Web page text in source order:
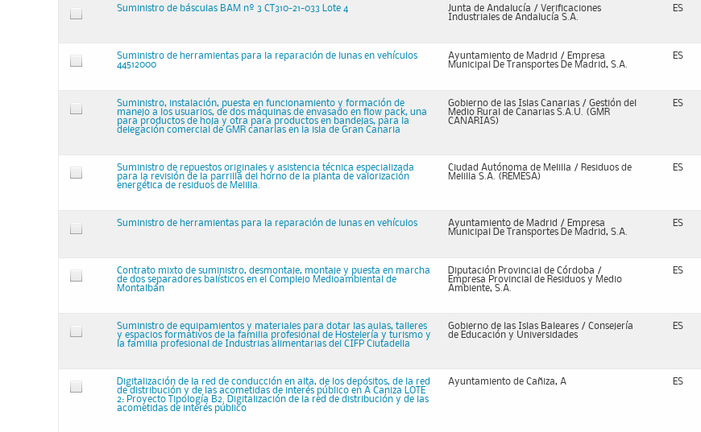
Suministro de básculas BAM nº 3 CT310-21-033 Lote 4
Junta de Andalucía / Verificaciones
Industriales de Andalucía S.A.
ES
Suministro de herramientas para la reparación de lunas en vehículos
44512000
Ayuntamiento de Madrid / Empresa
Municipal De Transportes De Madrid, S.A.
ES
Suministro, instalación, puesta en funcionamiento y formación de
manejo a los usuarios, de dos máquinas de envasado en flow pack, una
para productos de hoja y otra para productos en bandejas, para la
delegación comercial de GMR canarias en la isla de Gran Canaria
Gobierno de las Islas Canarias / Gestión del
Medio Rural de Canarias S.A.U. (GMR
CANARIAS)
ES
Suministro de repuestos originales y asistencia técnica especializada
para la revisión de la parrilla del horno de la planta de valorización
energética de residuos de Melilla.
Ciudad Autónoma de Melilla / Residuos de
Melilla S.A. (REMESA)
ES
Suministro de herramientas para la reparación de lunas en vehículos
Ayuntamiento de Madrid / Empresa
Municipal De Transportes De Madrid, S.A.
ES
Contrato mixto de suministro, desmontaje, montaje y puesta en marcha
de dos separadores balísticos en el Complejo Medioambiental de
Montalbán
Diputación Provincial de Córdoba /
Empresa Provincial de Residuos y Medio
Ambiente, S.A.
ES
Suministro de equipamientos y materiales para dotar las aulas, talleres
y espacios formativos de la familia profesional de Hostelería y turismo y
la familia profesional de Industrias alimentarias del CIFP Ciutadella
Gobierno de las Islas Baleares / Consejería
de Educación y Universidades
ES
Digitalización de la red de conducción en alta, de los depósitos, de la red
de distribución y de las acometidas de interés público en A Caniza LOTE
2: Proyecto Tipología B2. Digitalización de la red de distribución y de las
acometidas de interés público
Ayuntamiento de Cañiza, A ES